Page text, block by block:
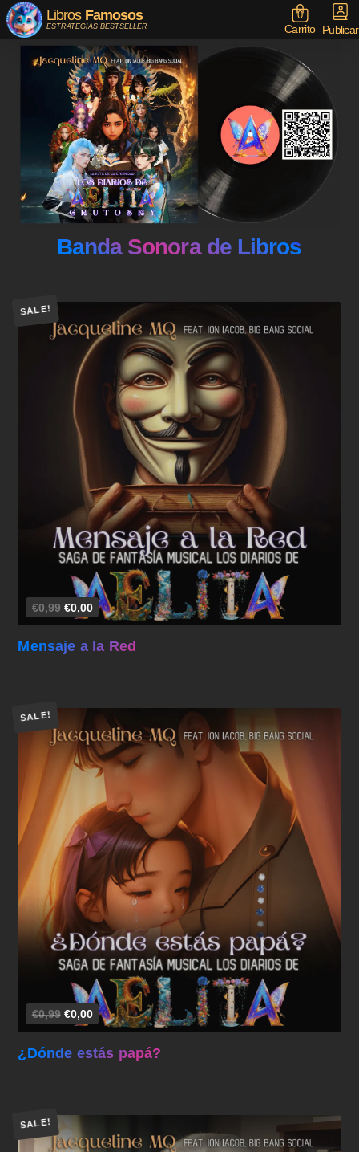
Libros Famosos
ESTRATEGIAS BESTSELLER
0
Carrito Publicar
Banda Sonora de Libros
SALE!
€0,99 €0,00
Añadir al carrito
Mensaje a la Red
SALE!
€0,99 €0,00
Añadir al carrito
¿Dónde estás papá?
SALE!